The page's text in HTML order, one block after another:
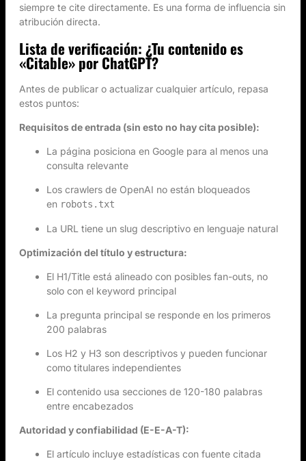
siempre te cite directamente. Es una forma de influencia sin
atribución directa.
Lista de verificación: ¿Tu contenido es
«Citable» por ChatGPT?
Antes de publicar o actualizar cualquier artículo, repasa
estos puntos:
Requisitos de entrada (sin esto no hay cita posible):
La página posiciona en Google para al menos una
consulta relevante
Los crawlers de OpenAI no están bloqueados
en robots.txt
La URL tiene un slug descriptivo en lenguaje natural
Optimización del título y estructura:
El H1/Title está alineado con posibles fan-outs, no
solo con el keyword principal
La pregunta principal se responde en los primeros
200 palabras
Los H2 y H3 son descriptivos y pueden funcionar
como titulares independientes
El contenido usa secciones de 120-180 palabras
entre encabezados
Autoridad y confiabilidad (E-E-A-T):
El artículo incluye estadísticas con fuente citada